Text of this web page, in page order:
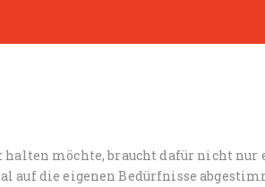
möchte, braucht dafür nicht nur
auf die eigenen Bedürfnisse